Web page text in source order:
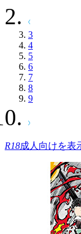
3
4
5
6
7
8
9
R18成人向けを表